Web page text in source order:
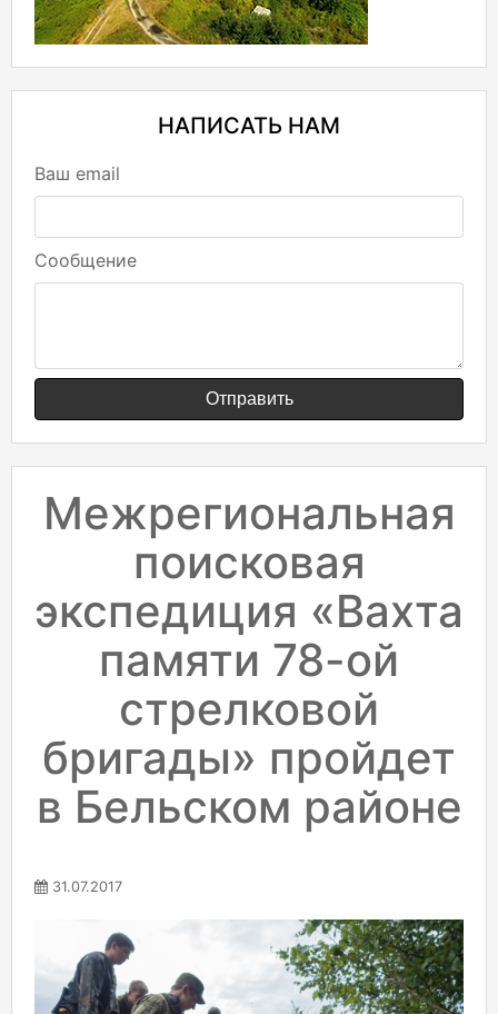
НАПИСАТЬ НАМ
Ваш email
Сообщение
Отправить
Межрегиональная
поисковая
экспедиция «Вахта
памяти 78-ой
стрелковой
бригады» пройдет
в Бельском районе
31.07.2017